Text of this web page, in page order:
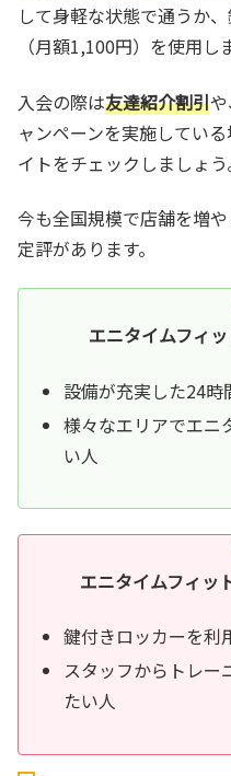
して身軽な状態で通うか
（月額1,100円）を使用し
入会の際は友達紹介割引や
ャンペーンを実施してい
イトをチェックしましょう
今も全国規模で店舗を増
定評があります。
エニタイムフィ
設備が充実した24時
様々なエリアでエニ
い人
エニタイムフィッ
鍵付きロッカーを利
スタッフからトレー
たい人